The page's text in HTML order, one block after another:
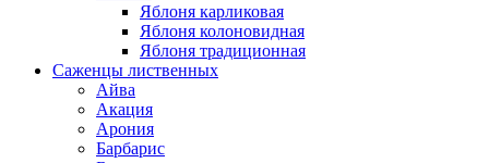
Яблоня карликовая
Яблоня колоновидная
Яблоня традиционная
Саженцы лиственных
Айва
Акация
Арония
Барбарис